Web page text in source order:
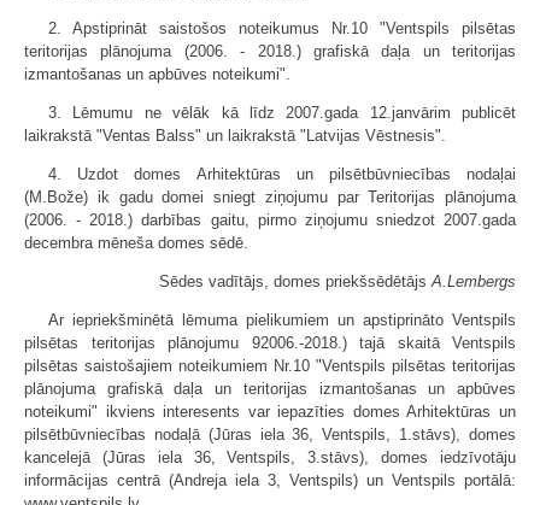
2. Apstiprināt saistošos noteikumus Nr.10 "Ventspils pilsētas
teritorijas plānojuma (2006. - 2018.) grafiskā daļa un teritorijas
izmantošanas un apbūves noteikumi".
3. Lēmumu ne vēlāk kā līdz 2007.gada 12.janvārim publicēt
laikrakstā "Ventas Balss" un laikrakstā "Latvijas Vēstnesis".
4. Uzdot domes Arhitektūras un pilsētbūvniecības nodaļai
(M.Bože) ik gadu domei sniegt ziņojumu par Teritorijas plānojuma
(2006. - 2018.) darbības gaitu, pirmo ziņojumu sniedzot 2007.gada
decembra mēneša domes sēdē.
Sēdes vadītājs, domes priekšsēdētājsA.Lembergs
Ar iepriekšminētā lēmuma pielikumiem un apstiprināto Ventspils
pilsētas teritorijas plānojumu 92006.-2018.) tajā skaitā Ventspils
pilsētas saistošajiem noteikumiem Nr.10 "Ventspils pilsētas teritorijas
plānojuma grafiskā daļa un teritorijas izmantošanas un apbūves
noteikumi" ikviens interesents var iepazīties domes Arhitektūras un
pilsētbūvniecības nodaļā (Jūras iela 36, Ventspils, 1.stāvs), domes
kancelejā (Jūras iela 36, Ventspils, 3.stāvs), domes iedzīvotāju
informācijas centrā (Andreja iela 3, Ventspils) un Ventspils portālā: